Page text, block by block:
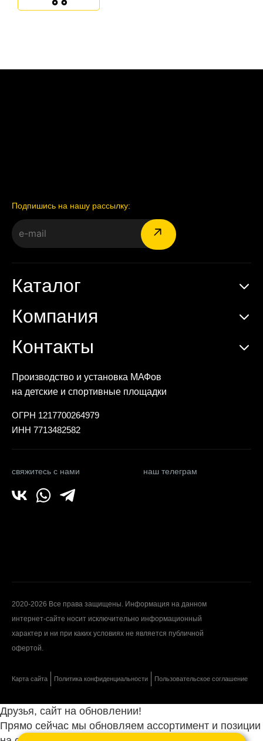
Подпишись на нашу рассылку:
Производство и установка МАФов
на детские и спортивные площадки
ОГРН 1217700264979
ИНН 7713482582
свяжитесь с нами наш телеграм
Каталог
Компания
Контакты
2020-2026 Все права защищены. Информация на данном
интернет-сайте носит исключительно информационный
характер и ни при каких условиях не является публичной
офертой.
Карта сайта Политика конфиденциальности Пользовательское соглашение
Друзья, сайт на обновлении!
Прямо сейчас мы обновляем ассортимент и позиции